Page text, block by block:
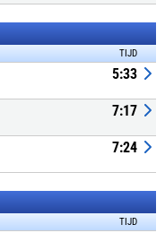
TIJD
5:33
7:17
7:24
TIJD